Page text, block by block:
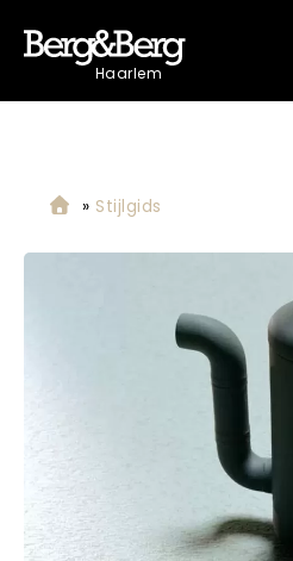
Haarlem
» Stijlgids